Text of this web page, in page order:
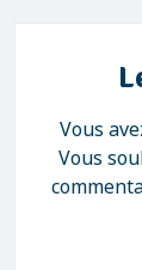
Vous
Vous